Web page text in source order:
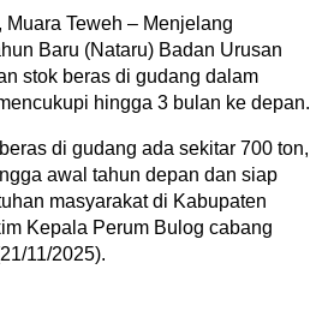
, Muara Teweh – Menjelang
Baru (Nataru) Badan Urusan
stok beras di gudang dalam
hingga 3 bulan ke depan.
di gudang ada sekitar 700 ton,
awal tahun depan dan siap
masyarakat di Kabupaten
Kepala Perum Bulog cabang
11/2025).